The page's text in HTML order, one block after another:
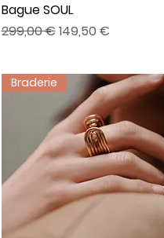
Aperçu rapide
Bague SOUL
Prix original
299,00 €Prix promotionnel
149,50 €
Braderie